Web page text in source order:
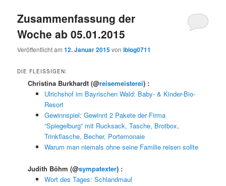
Zusammenfassung der
Woche ab 05.01.2015
Veröffentlicht am12. Januar 2015voniblog0711
DIE FLEISSIGEN:
Christina Burkhardt(@reisemeisterei) :
Ulrichshof im Bayrischen Wald: Baby- & Kinder-Bio-
Resort
Gewinnspiel: Gewinnt 2 Pakete der Firma
“Spiegelburg” mit Rucksack, Tasche, Brotbox,
Trinkflasche, Becher, Portemonaie
Warum man niemals ohne seine Familie reisen sollte
Judith Böhm(@sympatexter) :
Wort des Tages: Schlandmaul